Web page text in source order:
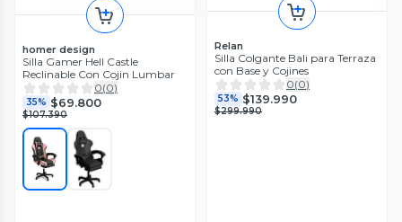
homer design
Silla Gamer Hell Castle
Reclinable Con Cojin Lumbar
0(0)
35% $69.800
$107.390
Relan
Silla Colgante Bali para Terraza
con Base y Cojines
0(0)
53% $139.990
$299.990